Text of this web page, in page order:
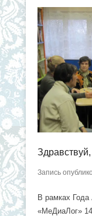
Здравствуй,
Запись
В рамках Года
«МеДиаЛог»